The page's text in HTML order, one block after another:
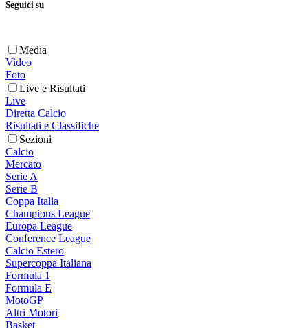
Seguici su
Media
Video
Foto
Live e Risultati
Live
Diretta Calcio
Risultati e Classifiche
Sezioni
Calcio
Mercato
Serie A
Serie B
Coppa Italia
Champions League
Europa League
Conference League
Calcio Estero
Supercoppa Italiana
Formula 1
Formula E
MotoGP
Altri Motori
Basket